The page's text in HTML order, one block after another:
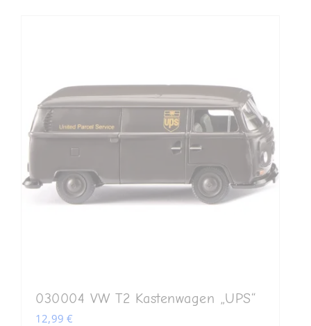
030004 VW T2 Kastenwagen „UPS“
12,99€